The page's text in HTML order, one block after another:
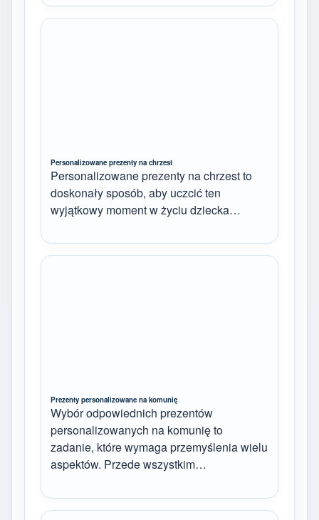
Personalizowane prezenty na chrzest
Personalizowane prezenty na chrzest to
doskonały sposób, aby uczcić ten
wyjątkowy moment w życiu dziecka…
Prezenty personalizowane na komunię
Wybór odpowiednich prezentów
personalizowanych na komunię to
zadanie, które wymaga przemyślenia wielu
aspektów. Przede wszystkim…